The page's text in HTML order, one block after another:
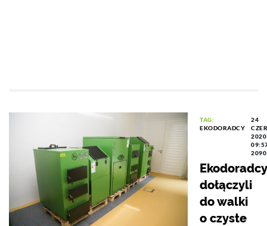
TAG:
EKODORADCY
24
2020
2090
Ekodoradcy
dołączyli
do walki
o czyste